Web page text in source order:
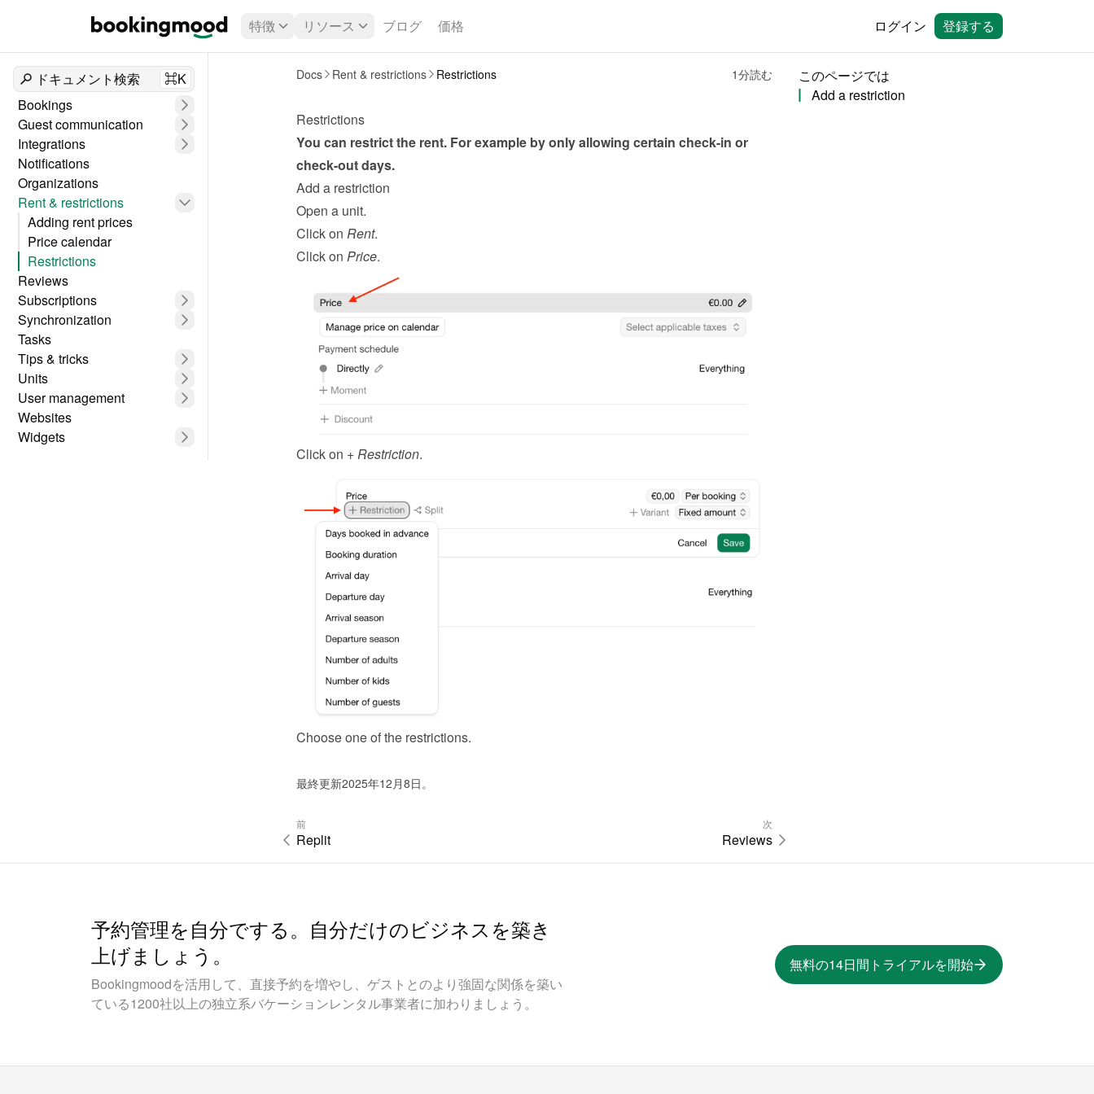
特徴 リソース ブログ 価格 ログイン 登録する
ドキュメント検索
⌘K
Bookings
Guest communication
Integrations
Notifications
Organizations
Rent & restrictions
Adding rent prices
Price calendar
Restrictions
Reviews
Subscriptions
Synchronization
Tasks
Tips & tricks
Units
User management
Websites
Widgets
Docs Rent & restrictions Restrictions 1分読む
Restrictions
You can restrict the rent. For example by only allowing certain check-in or
check-out days.
Add a restriction
Open a unit.
Click on Rent.
Click on Price.
Click on + Restriction.
Choose one of the restrictions.
最終更新2025年12月8日。
前
Replit
次
Reviews
このページでは
Add a restriction
予約管理を自分でする。自分だけのビジネスを築き
上げましょう。
Bookingmoodを活用して、直接予約を増やし、ゲストとのより強固な関係を築い
ている1200社以上の独立系バケーションレンタル事業者に加わりましょう。
無料の14日間トライアルを開始